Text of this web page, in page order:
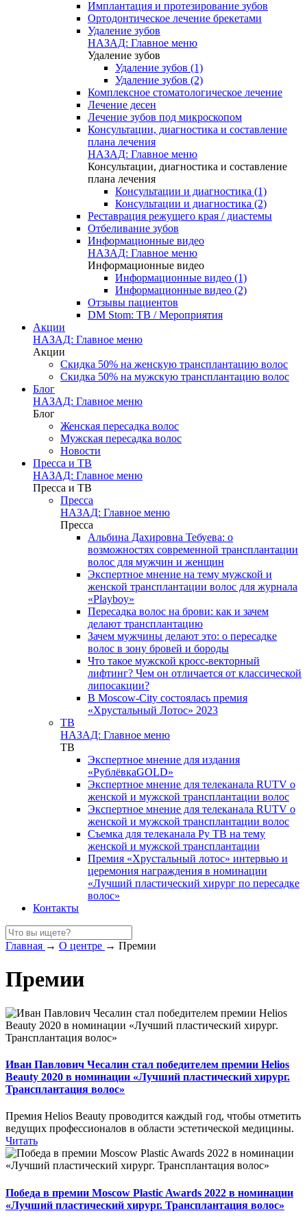
Имплантация и протезирование зубов
Ортодонтическое лечение брекетами
Удаление зубов
НАЗАД: Главное меню
Удаление зубов
Удаление зубов (1)
Удаление зубов (2)
Комплексное стоматологическое лечение
Лечение десен
Лечение зубов под микроскопом
Консультации, диагностика и составление
плана лечения
НАЗАД: Главное меню
Консультации, диагностика и составление
плана лечения
Консультации и диагностика (1)
Консультации и диагностика (2)
Реставрация режущего края / диастемы
Отбеливание зубов
Информационные видео
НАЗАД: Главное меню
Информационные видео
Информационные видео (1)
Информационные видео (2)
Отзывы пациентов
DM Stom: ТВ / Мероприятия
Акции
НАЗАД: Главное меню
Акции
Скидка 50% на женскую трансплантацию волос
Скидка 50% на мужскую трансплантацию волос
Блог
НАЗАД: Главное меню
Блог
Женская пересадка волос
Мужская пересадка волос
Новости
Пресса и ТВ
НАЗАД: Главное меню
Пресса и ТВ
Пресса
НАЗАД: Главное меню
Пресса
Альбина Дахировна Тебуева: о
возможностях современной трансплантации
волос для мужчин и женщин
Экспертное мнение на тему мужской и
женской трансплантации волос для журнала
«Playboy»
Пересадка волос на брови: как и зачем
делают трансплантацию
Зачем мужчины делают это: о пересадке
волос в зону бровей и бороды
Что такое мужской кросс-векторный
лифтинг? Чем он отличается от классической
липосакции?
В Moscow-City состоялась премия
«Хрустальный Лотос» 2023
ТВ
НАЗАД: Главное меню
ТВ
Экспертное мнение для издания
«РублёвкаGOLD»
Экспертное мнение для телеканала RUTV о
женской и мужской трансплантации волос
Экспертное мнение для телеканала RUTV о
женской и мужской трансплантации волос
Съемка для телеканала Ру ТВ на тему
женской и мужской трансплантации
Премия «Хрустальный лотос» интервью и
церемония награждения в номинации
«Лучший пластический хирург по пересадке
волос»
Контакты
Главная → О центре → Премии
Премии
Иван Павлович Чесалин стал победителем премии Helios
Beauty 2020 в номинации «Лучший пластический хирург.
Трансплантация волос»
Премия Helios Beauty проводится каждый год, чтобы отметить
ведущих профессионалов в области эстетической медицины.
Читать
Победа в премии Moscow Plastic Awards 2022 в номинации
«Лучший пластический хирург. Трансплантация волос»